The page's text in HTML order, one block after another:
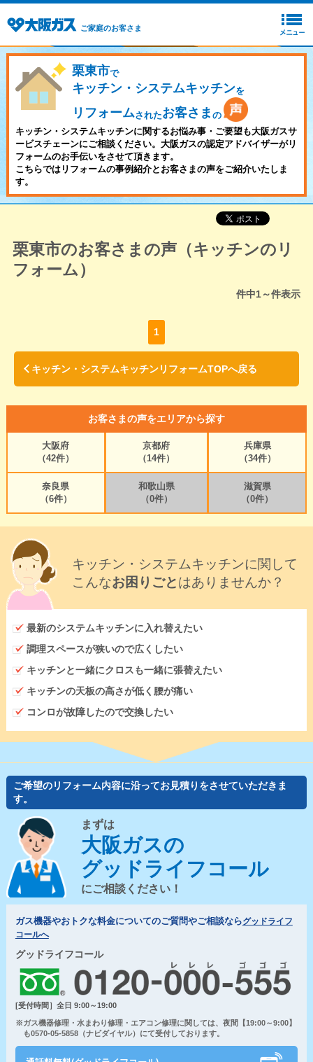
ご家庭のお客さま
栗東市で
キッチン・システムキッチンを
リフォームされたお客さま の
キッチン・システムキッチンに関するお悩み事・ご要望も大阪ガスサ
ービスチェーンにご相談ください。大阪ガスの認定アドバイザーがリ
フォームのお手伝いをさせて頂きます。
こちらではリフォームの事例紹介とお客さまの声をご紹介いたしま
す。
栗東市のお客さまの声（キッチンのリ
フォーム）
件中1～件表示
1
キッチン・システムキッチンリフォームTOPへ戻る
お客さまの声をエリアから探す
大阪府
（42件）
京都府
（14件）
兵庫県
（34件）
奈良県
（6件）
和歌山県
（0件）
滋賀県
（0件）
キッチン・システムキッチンに関して
こんなお困りごとはありませんか？
最新のシステムキッチンに入れ替えたい
調理スペースが狭いので広くしたい
キッチンと一緒にクロスも一緒に張替えたい
キッチンの天板の高さが低く腰が痛い
コンロが故障したので交換したい
ご希望のリフォーム内容に沿ってお見積りをさせていただきま
す。
まずは
大阪ガスの
グッドライフコール
にご相談ください！
ガス機器やおトクな料金についてのご質問やご相談ならグッドライフ
コールへ
グッドライフコール
[受付時間］全日 9:00～19:00
※ガス機器修理・水まわり修理・エアコン修理に関しては、夜間【19:00～9:00】
も0570-05-5858（ナビダイヤル）にて受付しております。